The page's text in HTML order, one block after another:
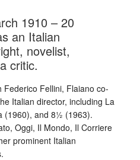
1910 – 20
an Italian
novelist,
critic.
Federico Fellini, Flaiano co-
Italian director, including La
(1960), and 8½ (1963).
Oggi, Il Mondo, Il Corriere
prominent Italian